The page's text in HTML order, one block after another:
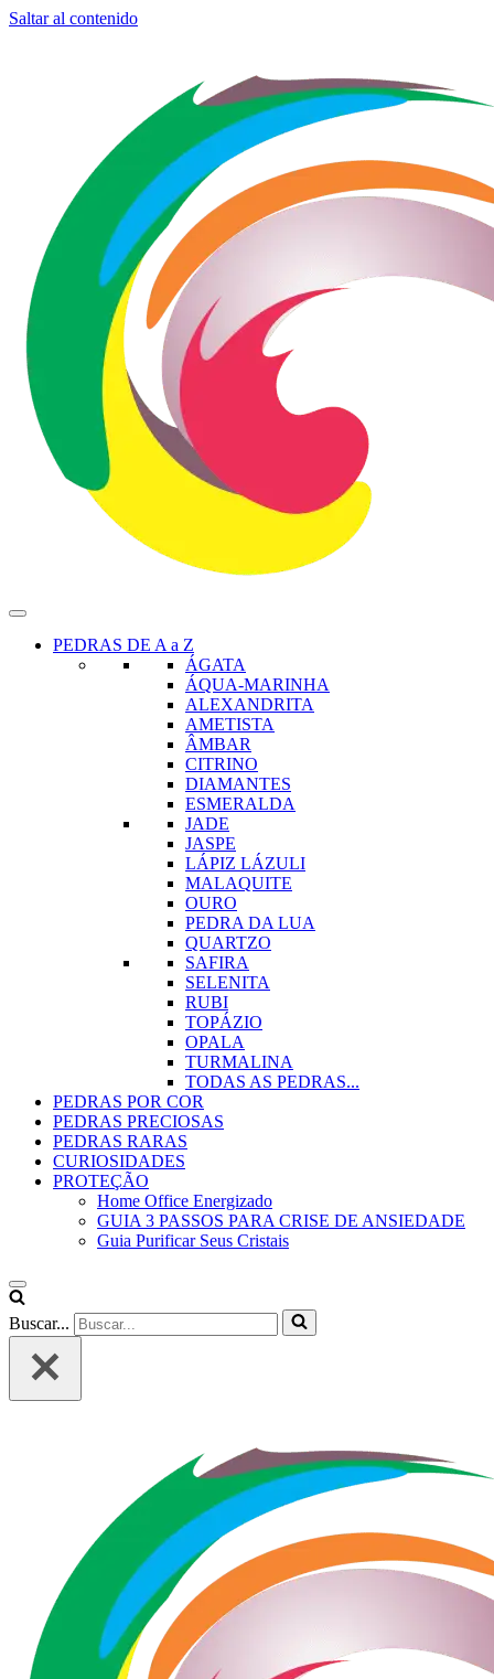
Saltar al contenido
PEDRAS DE A a Z
ÁGATA
ÁQUA-MARINHA
ALEXANDRITA
AMETISTA
ÂMBAR
CITRINO
DIAMANTES
ESMERALDA
JADE
JASPE
LÁPIZ LÁZULI
MALAQUITE
OURO
PEDRA DA LUA
QUARTZO
SAFIRA
SELENITA
RUBI
TOPÁZIO
OPALA
TURMALINA
TODAS AS PEDRAS...
PEDRAS POR COR
PEDRAS PRECIOSAS
PEDRAS RARAS
CURIOSIDADES
PROTEÇÃO
Home Office Energizado
GUIA 3 PASSOS PARA CRISE DE ANSIEDADE
Guia Purificar Seus Cristais
Buscar...